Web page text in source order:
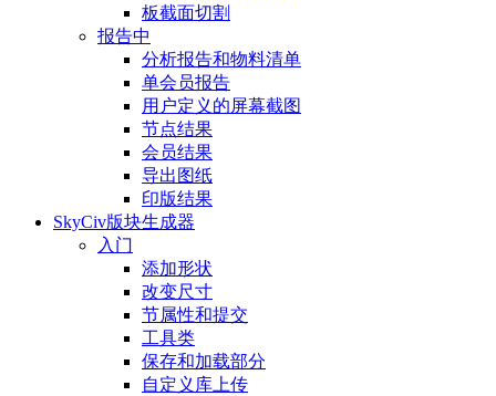
板截面切割
报告中
分析报告和物料清单
单会员报告
用户定义的屏幕截图
节点结果
会员结果
导出图纸
印版结果
SkyCiv版块生成器
入门
添加形状
改变尺寸
节属性和提交
工具类
保存和加载部分
自定义库上传